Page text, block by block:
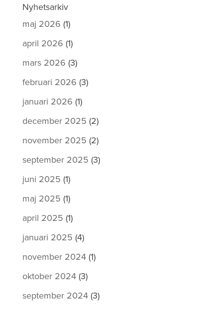
Nyhetsarkiv
maj 2026 (1)
april 2026 (1)
mars 2026 (3)
februari 2026 (3)
januari 2026 (1)
december 2025 (2)
november 2025 (2)
september 2025 (3)
juni 2025 (1)
maj 2025 (1)
april 2025 (1)
januari 2025 (4)
november 2024(1)
oktober 2024(3)
september 2024(3)